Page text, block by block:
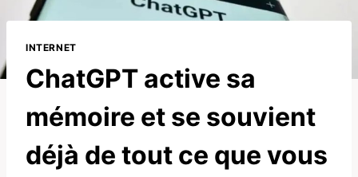
INTERNET
ChatGPT active sa
mémoire et se souvient
déjà de tout ce que vous